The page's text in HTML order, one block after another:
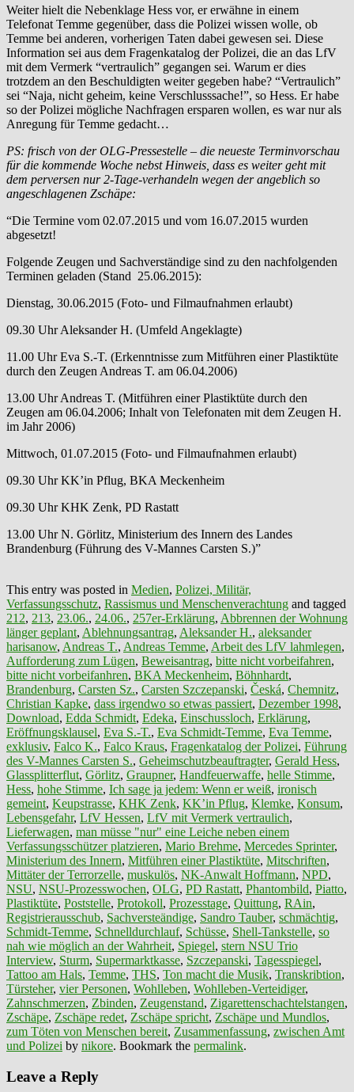
Weiter hielt die Nebenklage Hess vor, er erwähne in einem
Telefonat Temme gegenüber, dass die Polizei wissen wolle, ob
Temme bei anderen, vorherigen Taten dabei gewesen sei. Diese
Information sei aus dem Fragenkatalog der Polizei, die an das LfV
mit dem Vermerk “vertraulich” gegangen sei. Warum er dies
trotzdem an den Beschuldigten weiter gegeben habe? “Vertraulich”
sei “Naja, nicht geheim, keine Verschlusssache!”, so Hess. Er habe
so der Polizei mögliche Nachfragen ersparen wollen, es war nur als
Anregung für Temme gedacht…
PS: frisch von der OLG-Pressestelle – die neueste Terminvorschau
für die kommende Woche nebst Hinweis, dass es weiter geht mit
dem perversen nur 2-Tage-verhandeln wegen der angeblich so
angeschlagenen Zschäpe:
“Die Termine vom 02.07.2015 und vom 16.07.2015 wurden
abgesetzt!
Folgende Zeugen und Sachverständige sind zu den nachfolgenden
Terminen geladen (Stand 25.06.2015):
Dienstag, 30.06.2015 (Foto- und Filmaufnahmen erlaubt)
09.30 Uhr Aleksander H. (Umfeld Angeklagte)
11.00 Uhr Eva S.-T. (Erkenntnisse zum Mitführen einer Plastiktüte
durch den Zeugen Andreas T. am 06.04.2006)
13.00 Uhr Andreas T. (Mitführen einer Plastiktüte durch den
Zeugen am 06.04.2006; Inhalt von Telefonaten mit dem Zeugen H.
im Jahr 2006)
Mittwoch, 01.07.2015 (Foto- und Filmaufnahmen erlaubt)
09.30 Uhr KK’in Pflug, BKA Meckenheim
09.30 Uhr KHK Zenk, PD Rastatt
13.00 Uhr N. Görlitz, Ministerium des Innern des Landes
Brandenburg (Führung des V-Mannes Carsten S.)”
This entry was posted in Medien, Polizei, Militär,
Verfassungsschutz, Rassismus und Menschenverachtung and tagged
212, 213, 23.06., 24.06., 257er-Erklärung, Abbrennen der Wohnung
länger geplant, Ablehnungsantrag, Aleksander H., aleksander
harisanow, Andreas T., Andreas Temme, Arbeit des LfV lahmlegen,
Aufforderung zum Lügen, Beweisantrag, bitte nicht vorbeifahren,
bitte nicht vorbeifanhren, BKA Meckenheim, Böhnhardt,
Brandenburg, Carsten Sz., Carsten Szczepanski, Česká, Chemnitz,
Christian Kapke, dass irgendwo so etwas passiert, Dezember 1998,
Download, Edda Schmidt, Edeka, Einschussloch, Erklärung,
Eröffnungsklausel, Eva S.-T., Eva Schmidt-Temme, Eva Temme,
exklusiv, Falco K., Falco Kraus, Fragenkatalog der Polizei, Führung
des V-Mannes Carsten S., Geheimschutzbeauftragter, Gerald Hess,
Glassplitterflut, Görlitz, Graupner, Handfeuerwaffe, helle Stimme,
Hess, hohe Stimme, Ich sage ja jedem: Wenn er weiß, ironisch
gemeint, Keupstrasse, KHK Zenk, KK’in Pflug, Klemke, Konsum,
Lebensgefahr, LfV Hessen, LfV mit Vermerk vertraulich,
Lieferwagen, man müsse "nur" eine Leiche neben einem
Verfassungsschützer platzieren, Mario Brehme, Mercedes Sprinter,
Ministerium des Innern, Mitführen einer Plastiktüte, Mitschriften,
Mittäter der Terrorzelle, muskulös, NK-Anwalt Hoffmann, NPD,
NSU, NSU-Prozesswochen, OLG, PD Rastatt, Phantombild, Piatto,
Plastiktüte, Poststelle, Protokoll, Prozesstage, Quittung, RAin,
Registrierausschub, Sachversteändige, Sandro Tauber, schmächtig,
Schmidt-Temme, Schnelldurchlauf, Schüsse, Shell-Tankstelle, so
nah wie möglich an der Wahrheit, Spiegel, stern NSU Trio
Interview, Sturm, Supermarktkasse, Szczepanski, Tagesspiegel,
Tattoo am Hals, Temme, THS, Ton macht die Musik, Transkribtion,
Türsteher, vier Personen, Wohlleben, Wohlleben-Verteidiger,
Zahnschmerzen, Zbinden, Zeugenstand, Zigarettenschachtelstangen,
Zschäpe, Zschäpe redet, Zschäpe spricht, Zschäpe und Mundlos,
zum Töten von Menschen bereit, Zusammenfassung, zwischen Amt
und Polizei by nikore. Bookmark the permalink.
Leave a Reply